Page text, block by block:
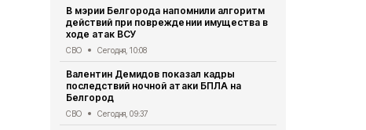
В мэрии Белгорода напомнили алгоритм
действий при повреждении имущества в
ходе атак ВСУ
СВО Сегодня, 10:08
Валентин Демидов показал кадры
последствий ночной атаки БПЛА на
Белгород
СВО Сегодня, 09:37